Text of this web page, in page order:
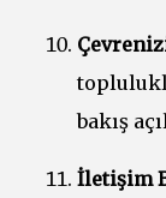
bakış
İletişim